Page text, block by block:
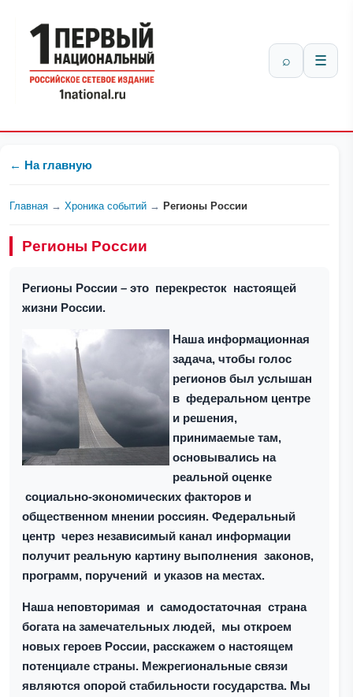
⌕ ☰
← На главную
Главная → Хроника событий → Регионы России
Регионы России
Регионы России – это перекресток настоящей
жизни России.
Наша информационная
задача, чтобы голос
регионов был услышан
в федеральном центре
и решения,
принимаемые там,
основывались на
реальной оценке
социально-экономических факторов и
общественном мнении россиян. Федеральный
центр через независимый канал информации
получит реальную картину выполнения законов,
программ, поручений и указов на местах.
Наша неповторимая и самодостаточная страна
богата на замечательных людей, мы откроем
новых героев России, расскажем о настоящем
потенциале страны. Межрегиональные связи
являются опорой стабильности государства. Мы